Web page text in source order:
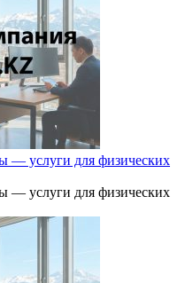
услуги для физических
услуги для физических